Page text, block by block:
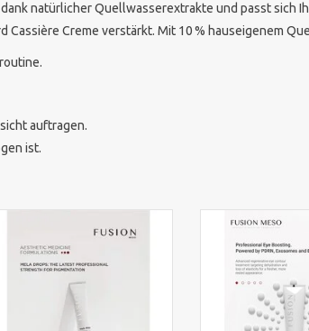
natürlicher Quellwasserextrakte und passt sich
Creme verstärkt. Mit 10 % hauseigenem
auftragen.
ist.
reduziert Pigmentflecken,
Melasma und Hautverfärbungen
für einen ebenmäßigen Teint
ZUM WARENKORB HINZUFÜGEN
Intensiv
Exosomen und
Hydratation,
Linien und